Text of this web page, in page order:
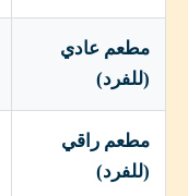
مطعم عادي
(للفرد)
مطعم راقي
(للفرد)